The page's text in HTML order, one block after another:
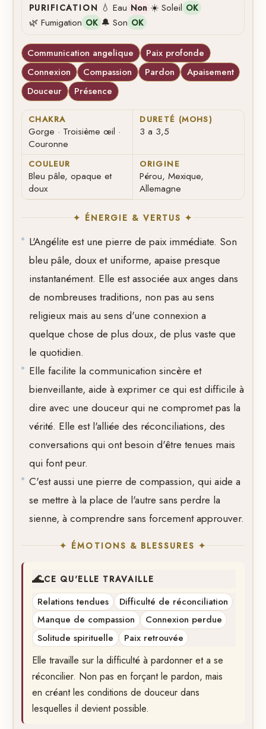
PURIFICATION 💧 Eau Non ☀️ Soleil OK
🌿 Fumigation OK 🔔 Son OK
Communication angelique
Paix profonde
Connexion
Compassion Pardon
Apaisement
Douceur
Présence
CHAKRA
Gorge · Troisième œil ·
Couronne
DURETÉ (MOHS)
3 a 3,5
COULEUR
Bleu pâle, opaque et
doux
ORIGINE
Pérou, Mexique,
Allemagne
✦ ÉNERGIE & VERTUS ✦
L'Angélite est une pierre de paix immédiate. Son
bleu pâle, doux et uniforme, apaise presque
instantanément. Elle est associée aux anges dans
de nombreuses traditions, non pas au sens
religieux mais au sens d'une connexion a
quelque chose de plus doux, de plus vaste que
le quotidien.
Elle facilite la communication sincère et
bienveillante, aide à exprimer ce qui est difficile à
dire avec une douceur qui ne compromet pas la
vérité. Elle est l'alliée des réconciliations, des
conversations qui ont besoin d'être tenues mais
qui font peur.
C'est aussi une pierre de compassion, qui aide a
se mettre à la place de l'autre sans perdre la
sienne, à comprendre sans forcement approuver.
✦ ÉMOTIONS & BLESSURES ✦
🌊CE QU'ELLE TRAVAILLE
Relations tendues
Difficulté de réconciliation
Manque de compassion
Connexion perdue
Solitude spirituelle
Paix retrouvée
Elle travaille sur la difficulté à pardonner et a se
réconcilier. Non pas en forçant le pardon, mais
en créant les conditions de douceur dans
lesquelles il devient possible.